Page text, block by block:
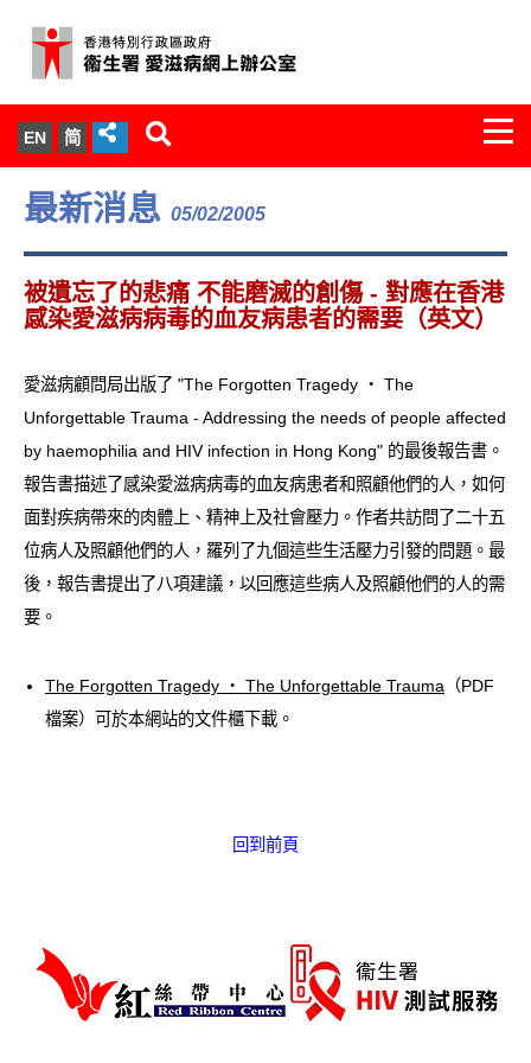
EN 简
關於我們
服務範圍
文件櫃
統計數字
愛滋病病毒感染與醫護人員專家組
愛滋病呈報表格
其他
最新消息 05/02/2005
被遺忘了的悲痛 不能磨滅的創傷 - 對應在香港
感染愛滋病病毒的血友病患者的需要（英文）
愛滋病顧問局出版了 "The Forgotten Tragedy ‧ The
Unforgettable Trauma - Addressing the needs of people affected
by haemophilia and HIV infection in Hong Kong" 的最後報告書。
報告書描述了感染愛滋病病毒的血友病患者和照顧他們的人，如何
面對疾病帶來的肉體上、精神上及社會壓力。作者共訪問了二十五
位病人及照顧他們的人，羅列了九個這些生活壓力引發的問題。最
後，報告書提出了八項建議，以回應這些病人及照顧他們的人的需
要。
The Forgotten Tragedy ‧ The Unforgettable Trauma （PDF
檔案）可於本網站的文件櫃下載。
回到前頁